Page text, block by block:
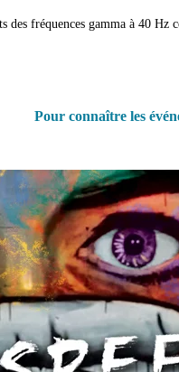
des fréquences gamma à 40 Hz
Pour connaître les